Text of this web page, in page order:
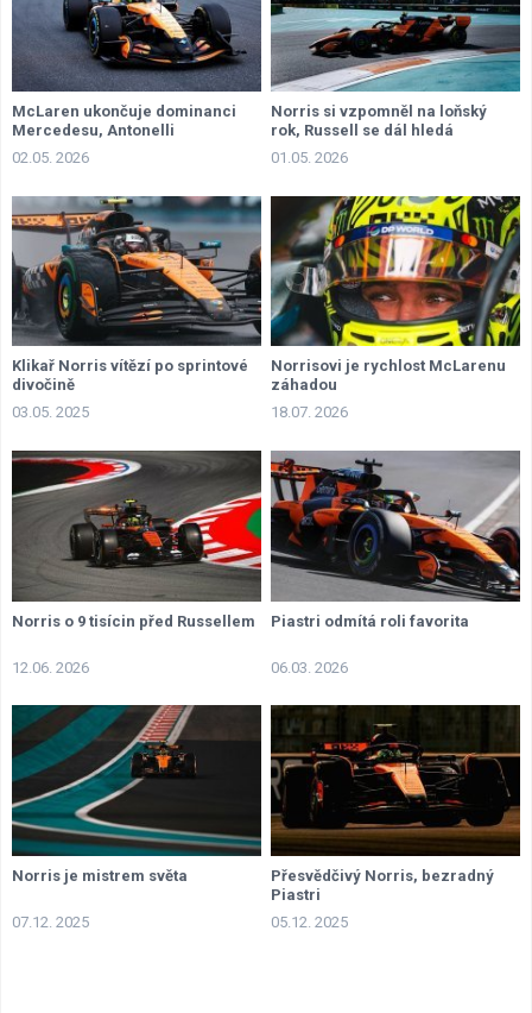
McLaren ukončuje dominanci
Mercedesu, Antonelli
penalizován
02.05. 2026
Norris si vzpomněl na loňský
rok, Russell se dál hledá
01.05. 2026
Klikař Norris vítězí po sprintové
divočině
03.05. 2025
Norrisovi je rychlost McLarenu
záhadou
18.07. 2026
Norris o 9 tisícin před Russellem
12.06. 2026
Piastri odmítá roli favorita
06.03. 2026
Norris je mistrem světa
07.12. 2025
Přesvědčivý Norris, bezradný
Piastri
05.12. 2025